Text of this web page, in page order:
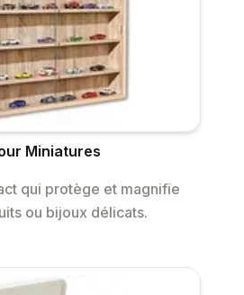
Miniatures
qui protège et magnifie
ou bijoux délicats.